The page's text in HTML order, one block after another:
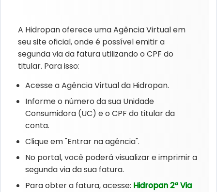
A Hidropan oferece uma Agência Virtual em
seu site oficial, onde é possível emitir a
segunda via da fatura utilizando o CPF do
titular. Para isso:
Acesse a Agência Virtual da Hidropan.
Informe o número da sua Unidade
Consumidora (UC) e o CPF do titular da
conta.
Clique em "Entrar na agência".
No portal, você poderá visualizar e imprimir a
segunda via da sua fatura.
Para obter a fatura, acesse: Hidropan 2ª Via